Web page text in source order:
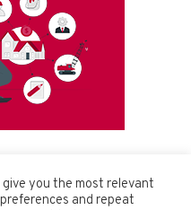
you the most relevant
and repeat